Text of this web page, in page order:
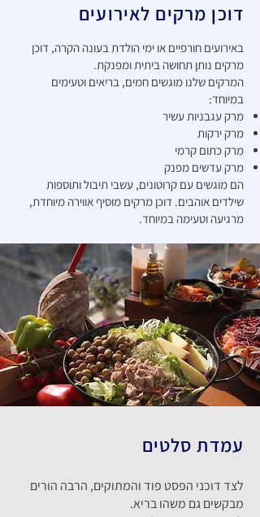
דוכן מרקים לאירועים
באירועים חורפיים או ימי הולדת בעונה הקרה, דוכן
מרקים נותן תחושה ביתית ומפנקת.
המרקים שלנו מוגשים חמים, בריאים וטעימים
במיוחד:
מרק עגבניות עשיר
מרק ירקות
מרק כתום קרמי
מרק עדשים מפנק
הם מוגשים עם קרוטונים, עשבי תיבול ותוספות
שילדים אוהבים. דוכן מרקים מוסיף אווירה מיוחדת,
מרגיעה וטעימה במיוחד.
עמדת סלטים
לצד דוכני הפסט פוד והמתוקים, הרבה הורים
מבקשים גם משהו בריא.